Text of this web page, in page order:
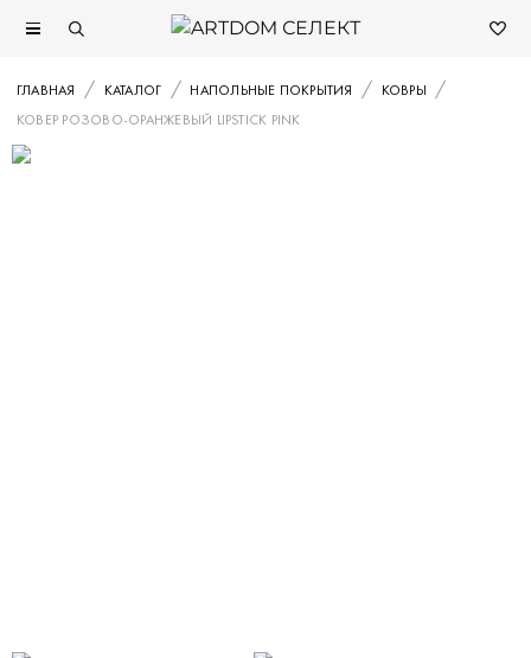
ГЛАВНАЯ КАТАЛОГ НАПОЛЬНЫЕ ПОКРЫТИЯ
КОВРЫ
КОВЕР РОЗОВО-ОРАНЖЕВЫЙ LIPSTICK PINK